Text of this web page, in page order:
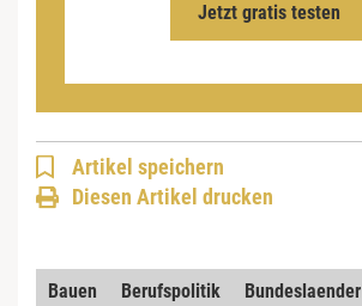
Jetzt gratis testen
Artikel speichern
Diesen Artikel drucken
Bauen Berufspolitik Bundeslaender